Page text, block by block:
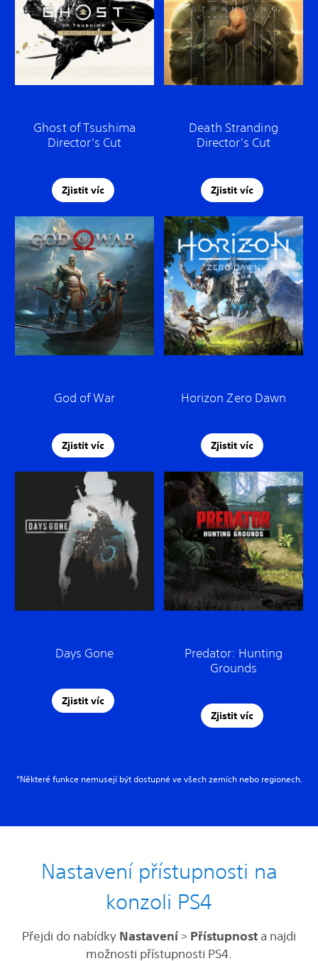
Ghost of Tsushima
Director's Cut
Zjistit víc
Death Stranding
Director's Cut
Zjistit víc
God of War
Zjistit víc
Horizon Zero Dawn
Zjistit víc
Days Gone
Zjistit víc
Predator: Hunting
Grounds
Zjistit víc
*Některé funkce nemusejí být dostupné ve všech zemích nebo regionech.
Nastavení přístupnosti na
konzoli PS4
Přejdi do nabídky Nastavení> Přístupnost a najdi
možnosti přístupnosti PS4.